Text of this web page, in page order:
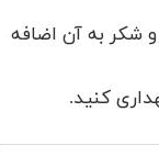
شکر به آن اضافه
کنید.